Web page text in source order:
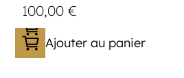
100,00€
Ajouter au panier